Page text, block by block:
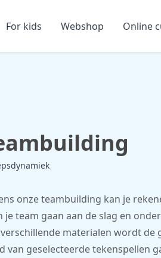
For kids Webshop Online
onze teambuilding kan je
je team gaan aan de slag en
materialen wordt de
van geselecteerde tekenspellen